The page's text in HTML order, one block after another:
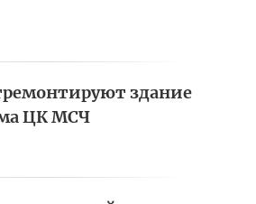
здание
ЦК МСЧ